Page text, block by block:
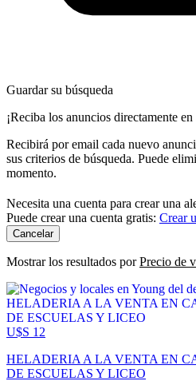
Guardar su búsqueda
¡Reciba los anuncios directamente
Recibirá por email cada nuevo
sus criterios de búsqueda. Puede
momento.
Necesita una cuenta para crear una
Puede crear una cuenta gratis: Crear
Cancelar
Mostrar los resultados porPrecio de
U$S 12
HELADERIA A LA VENTA EN
DE ESCUELAS Y LICEO